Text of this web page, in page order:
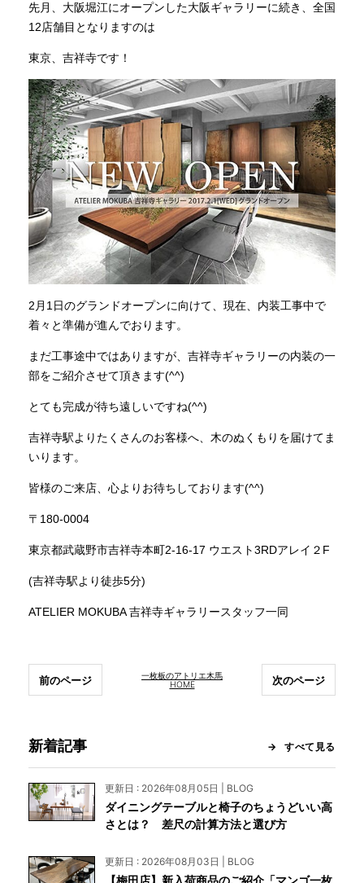
よくあるご質問
お問い合わせ
先月、大阪堀江にオープンした大阪ギャラリーに続き、全国
12店舗目となりますのは
東京、吉祥寺です！
2月1日のグランドオープンに向けて、現在、内装工事中で
着々と準備が進んでおります。
まだ工事途中ではありますが、吉祥寺ギャラリーの内装の一
部をご紹介させて頂きます(^^)
とても完成が待ち遠しいですね(^^)
吉祥寺駅よりたくさんのお客様へ、木のぬくもりを届けてま
いります。
皆様のご来店、心よりお待ちしております(^^)
〒180-0004
東京都武蔵野市吉祥寺本町2-16-17 ウエスト3RDアレイ２F
(吉祥寺駅より徒歩5分)
ATELIER MOKUBA 吉祥寺ギャラリースタッフ一同
一枚板のアトリエ木馬
HOME
前のページ 次のページ
新着記事 すべて見る
更新日 : 2026年08月05日 | BLOG
ダイニングテーブルと椅子のちょうどいい高
さとは？ 差尺の計算方法と選び方
更新日 : 2026年08月03日 | BLOG
【梅田店】新入荷商品のご紹介「マンゴ一枚